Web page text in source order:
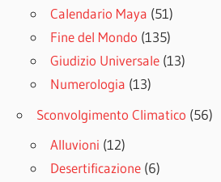
Calendario Maya (51)
Fine del Mondo (135)
Giudizio Universale (13)
Numerologia (13)
Sconvolgimento Climatico (56)
Alluvioni (12)
Desertificazione (6)